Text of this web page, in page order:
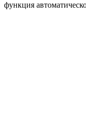
функция